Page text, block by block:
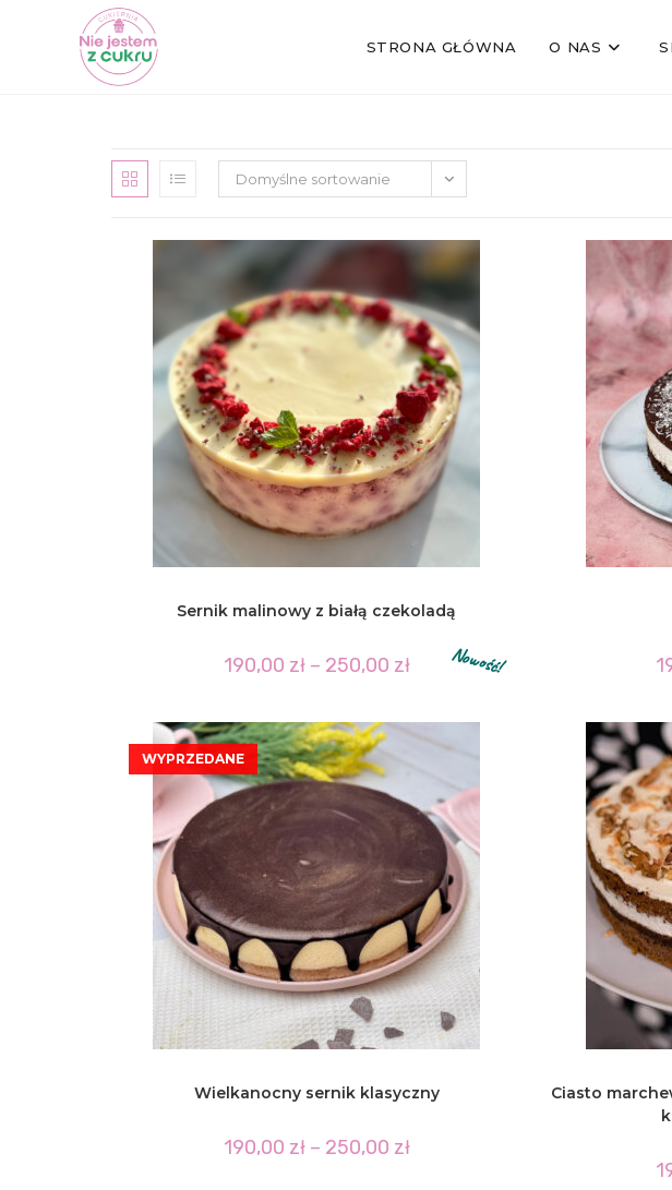
STRONA GŁÓWNA O NAS
Domyślne sortowanie
Sernik malinowy z białą czekoladą
190,00 zł – 250,00 złZakres
cen:
do
250,00 zł
Wielkanocny sernik klasyczny
190,00 zł – 250,00 złZakres
cen:
Ciasto